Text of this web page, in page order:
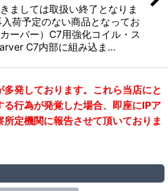
ましては取扱い終了となりま
荷予定のない商品となってお
ーバー）C7用強化コイル・ス
C7内部に組み込ま…
発しております。これら当店にと
行為が発覚した場合、即座にIPア
所定機関に報告させて頂いておりま